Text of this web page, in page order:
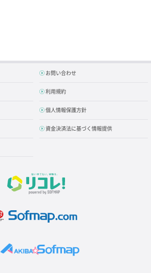
お問い合わせ
利用規約
個人情報保護方針
資金決済法に基づく情報提供